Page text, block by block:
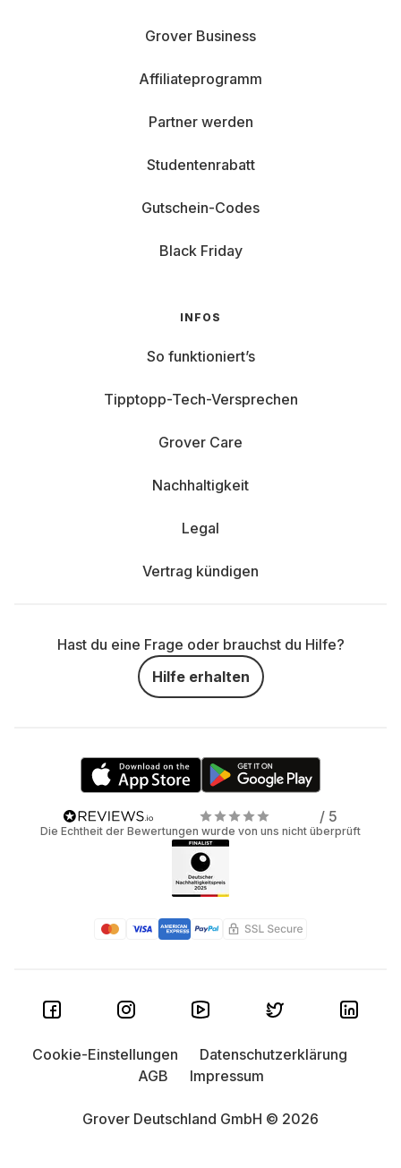
Grover Business
Affiliateprogramm
Partner werden
Studentenrabatt
Gutschein-Codes
Black Friday
INFOS
So funktioniert’s
Tipptopp-Tech-Versprechen
Grover Care
Nachhaltigkeit
Legal
Vertrag kündigen
Hast du eine Frage oder brauchst du Hilfe?
Hilfe erhalten
/ 5
Die Echtheit der Bewertungen wurde von uns nicht überprüft
Grover Deutschland GmbH © 2026
Cookie-Einstellungen
Datenschutzerklärung
AGB
Impressum